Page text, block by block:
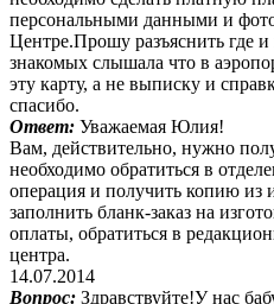
персональными данными и
Центре.Прошу разъяснить где и
знакомых слышала что в
эту карту, а не выписку и
спасибо.
Ответ: Уважаемая Юлия!
Вам, действительно, нужно
необходимо обратиться в
операция и получить копию из
заполнить бланк-заказ на
оплаты, обратиться в
центра.
14.07.2014
Вопрос: Здравствуйте!У нас